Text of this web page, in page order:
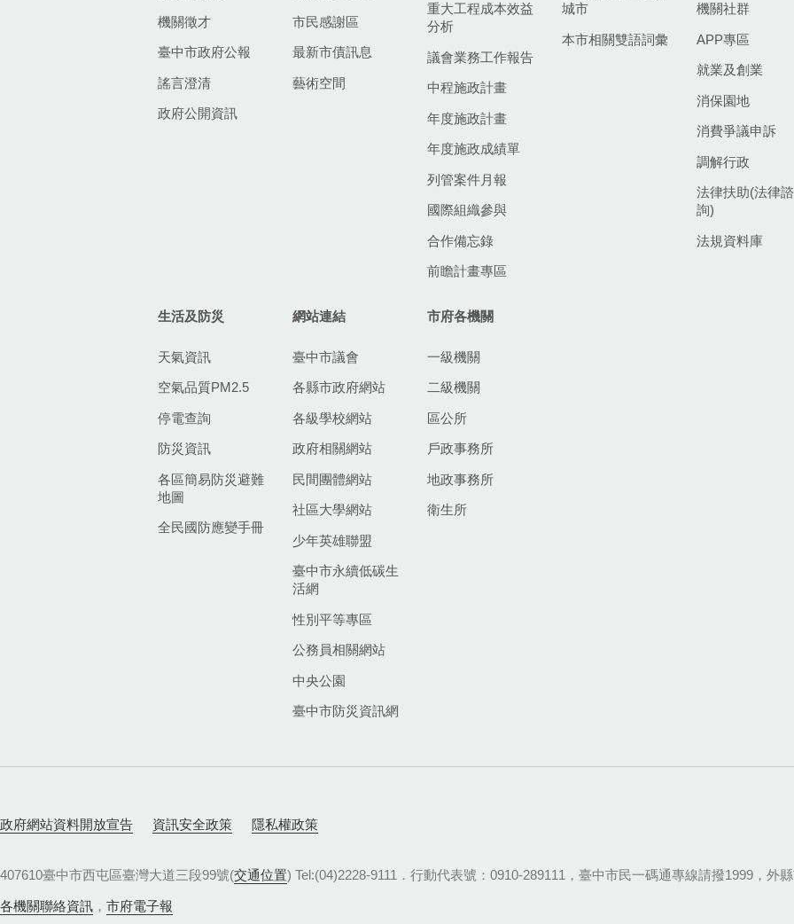
機關徵才
臺中市政府公報
謠言澄清
政府公開資訊
市民感謝區
最新市債訊息
藝術空間
重大工程成本效益
分析
議會業務工作報告
中程施政計畫
年度施政計畫
年度施政成績單
列管案件月報
國際組織參與
合作備忘錄
前瞻計畫專區
城市
本市相關雙語詞彙
機關社群
APP專區
就業及創業
消保園地
消費爭議申訴
調解行政
法律扶助(法律諮
詢)
法規資料庫
生活及防災
天氣資訊
空氣品質PM2.5
停電查詢
防災資訊
各區簡易防災避難
地圖
全民國防應變手冊
網站連結
臺中市議會
各縣市政府網站
各級學校網站
政府相關網站
民間團體網站
社區大學網站
少年英雄聯盟
臺中市永續低碳生
活網
性別平等專區
公務員相關網站
中央公園
臺中市防災資訊網
市府各機關
一級機關
二級機關
區公所
戶政事務所
地政事務所
衛生所
政府網站資料開放宣告 資訊安全政策 隱私權政策
407610臺中市西屯區臺灣大道三段99號(交通位置) Tel:(04)2228-9111．行動代表號：0910-289111，臺中市民一碼通專線請撥1999，外
各機關聯絡資訊 ， 市府電子報